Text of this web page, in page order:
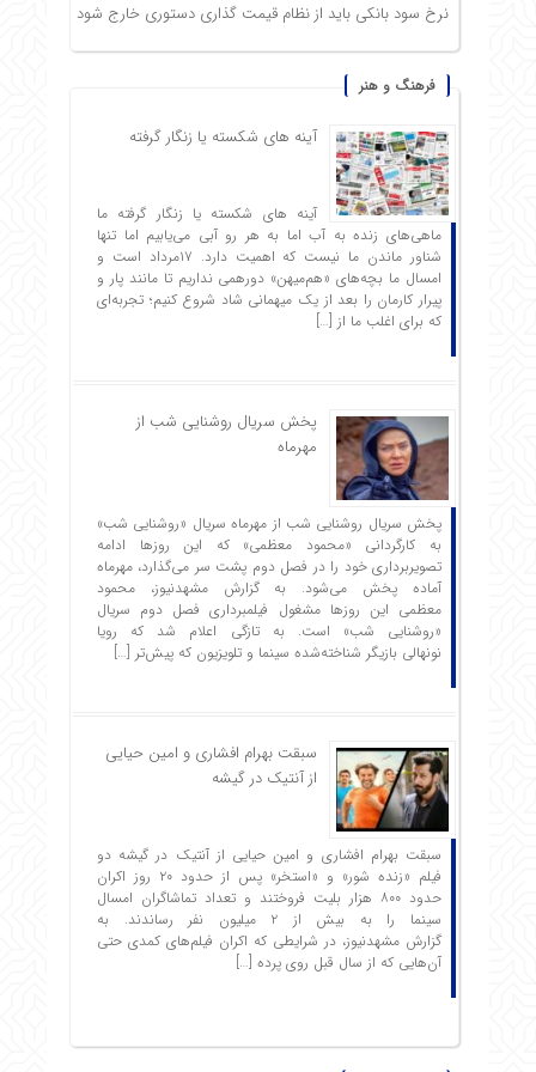
نرخ سود بانکی باید از نظام قیمت گذاری دستوری خارج شود
فرهنگ و هنر
آینه های شکسته یا زنگار گرفته
آینه های شکسته یا زنگار گرفته ما
ماهی‌های زنده به آب اما به هر رو آبی می‌یابیم اما تنها
شناور ماندن ما نیست که اهمیت دارد. ۱۷مرداد است و
امسال ما بچه‌های «هم‌میهن» دورهمی نداریم تا مانند پار و
پیرار کارمان را بعد از یک میهمانی شاد شروع ‌کنیم؛ تجربه‌ای
که برای اغلب ما از […]
پخش سریال روشنایی شب از
مهرماه
پخش سریال روشنایی شب از مهرماه سریال «روشنایی شب»
به کارگردانی «محمود معظمی» که این روزها ادامه
تصویربرداری خود را در فصل دوم پشت سر می‌گذارد، مهرماه
آماده پخش می‌شود. به گزارش مشهدنیوز، محمود
معظمی این روزها مشغول فیلمبرداری فصل دوم سریال
«روشنایی شب» است. به تازگی اعلام شد که رویا
نونهالی بازیگر شناخته‌شده سینما و تلویزیون که پیش‌تر […]
سبقت بهرام افشاری و امین حیایی
از آنتیک در گیشه
سبقت بهرام افشاری و امین حیایی از آنتیک در گیشه دو
فیلم «زنده شور» و «استخر» پس از حدود ۲۰ روز اکران
حدود ۸۰۰ هزار بلیت فروختند و تعداد تماشاگران امسال
سینما را به بیش از ۲ میلیون نفر رساندند. به
گزارش مشهدنیوز، در شرایطی که اکران فیلم‌های کمدی حتی
آن‌هایی که از سال قبل روی پرده […]